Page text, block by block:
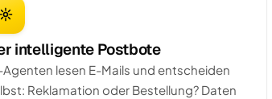
intelligente Postbote
Agenten lesen E-Mails und entscheiden
Reklamation oder Bestellung? Daten